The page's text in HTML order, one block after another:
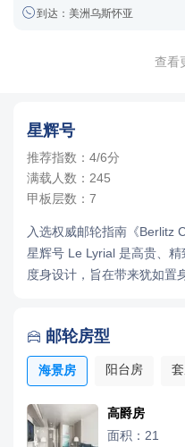
到达：美洲乌斯怀亚
查看
星辉号
推荐指数：4/6分
满载人数：245
甲板层数：7
入选权威邮轮指南《Berlitz
星辉号 Le Lyrial 是高贵、
度身设计，旨在带来犹如置
 邮轮房型
海景房 阳台房
高爵房
面积：21